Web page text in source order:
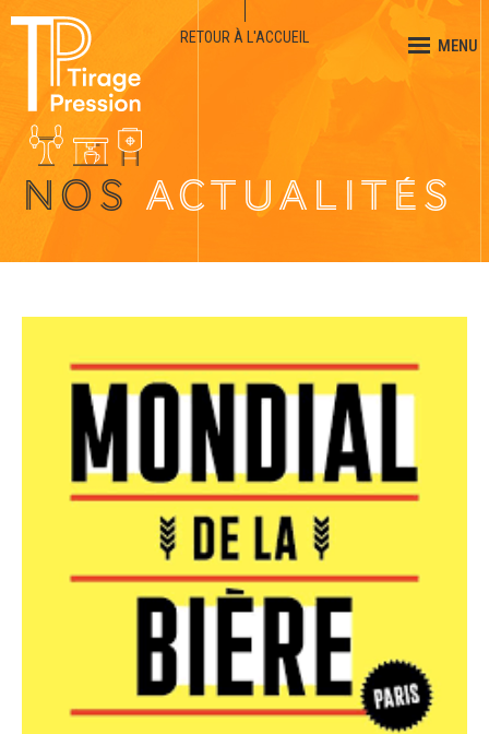
MENU
RETOUR À L'ACCUEIL
NOS ACTUALITÉS